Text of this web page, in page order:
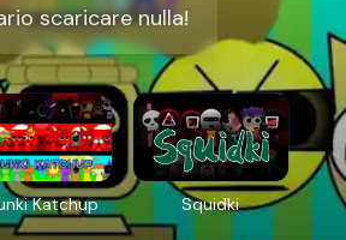
scaricare nulla!
Katchup Squidki